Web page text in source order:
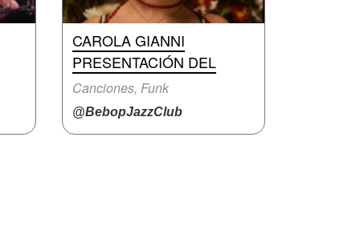
CAROLA GIANNI
PRESENTACIÓN DEL
Canciones, Funk
@BebopJazzClub